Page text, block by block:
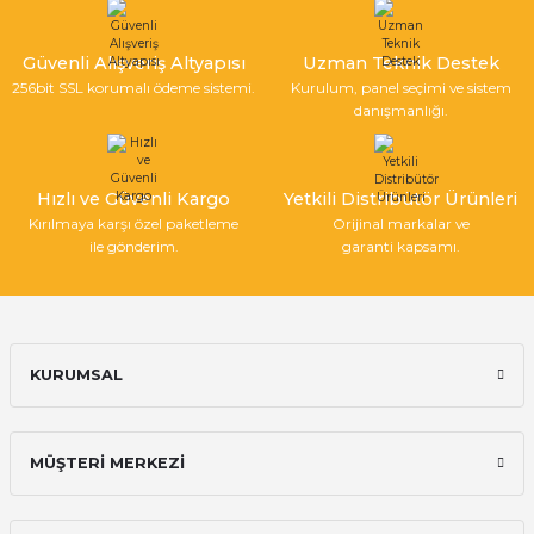
Güvenli Alışveriş Altyapısı
256bit SSL korumalı ödeme sistemi.
Uzman Teknik Destek
Kurulum, panel seçimi ve sistem
danışmanlığı.
Hızlı ve Güvenli Kargo
Kırılmaya karşı özel paketleme
ile gönderim.
Yetkili Distribütör Ürünleri
Orijinal markalar ve
garanti kapsamı.
KURUMSAL
MÜŞTERİ MERKEZİ